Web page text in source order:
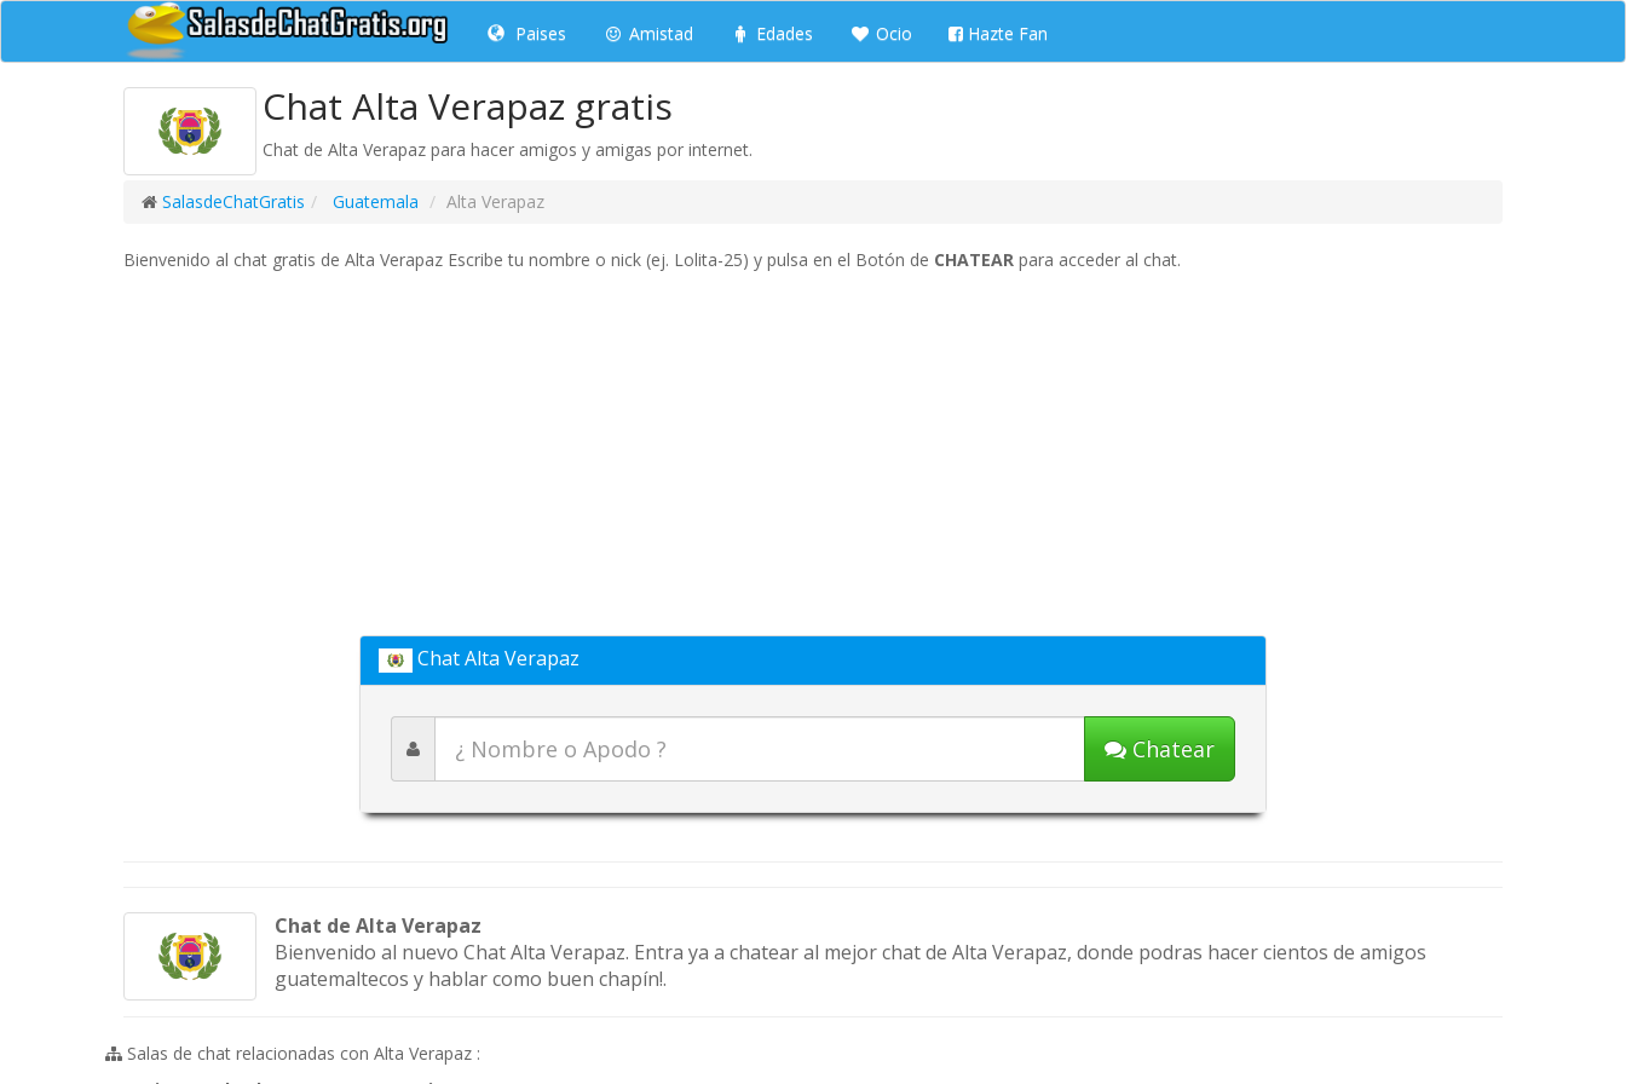
Paises Amistad Edades Ocio Hazte Fan
Chat Alta Verapaz gratis
Chat de Alta Verapaz para hacer amigos y amigas por internet.
SalasdeChatGratis Guatemala Alta Verapaz
Bienvenido al chat gratis de Alta Verapaz Escribe tu nombre o nick (ej. Lolita-25) y pulsa en el Botón de CHATEAR para acceder al chat.
Chat Alta Verapaz
Chatear
Chat de Alta Verapaz
Bienvenido al nuevo Chat Alta Verapaz. Entra ya a chatear al mejor chat de Alta Verapaz, donde podras hacer cientos de amigos
guatemaltecos y hablar como buen chapín!.
Salas de chat relacionadas con Alta Verapaz :